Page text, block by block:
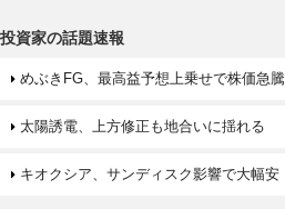
投資家の話題速報
めぶきFG、最高益予想上乗せで株価急騰
太陽誘電、上方修正も地合いに揺れる
キオクシア、サンディスク影響で大幅安